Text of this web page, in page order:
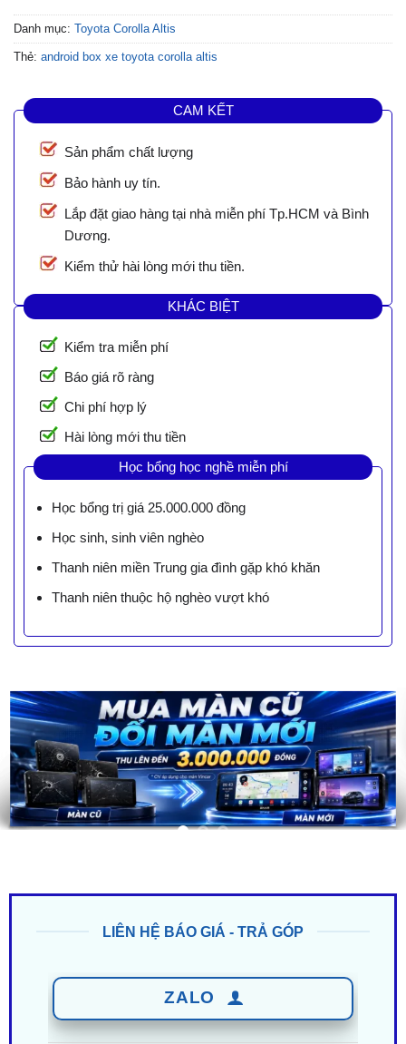
Danh mục: Toyota Corolla Altis
Thẻ: android box xe toyota corolla altis
CAM KẾT
Sản phẩm chất lượng
Bảo hành uy tín.
Lắp đặt giao hàng tại nhà miễn phí Tp.HCM và Bình
Dương.
Kiểm thử hài lòng mới thu tiền.
KHÁC BIỆT
Kiểm tra miễn phí
Báo giá rõ ràng
Chi phí hợp lý
Hài lòng mới thu tiền
Học bổng học nghề miễn phí
Học bổng trị giá 25.000.000 đồng
Học sinh, sinh viên nghèo
Thanh niên miền Trung gia đình gặp khó khăn
Thanh niên thuộc hộ nghèo vượt khó
0949 60 3979